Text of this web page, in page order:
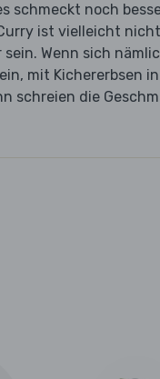
schmeckt noch
ist vielleicht
Wenn sich
mit Kichererbsen
schreien die